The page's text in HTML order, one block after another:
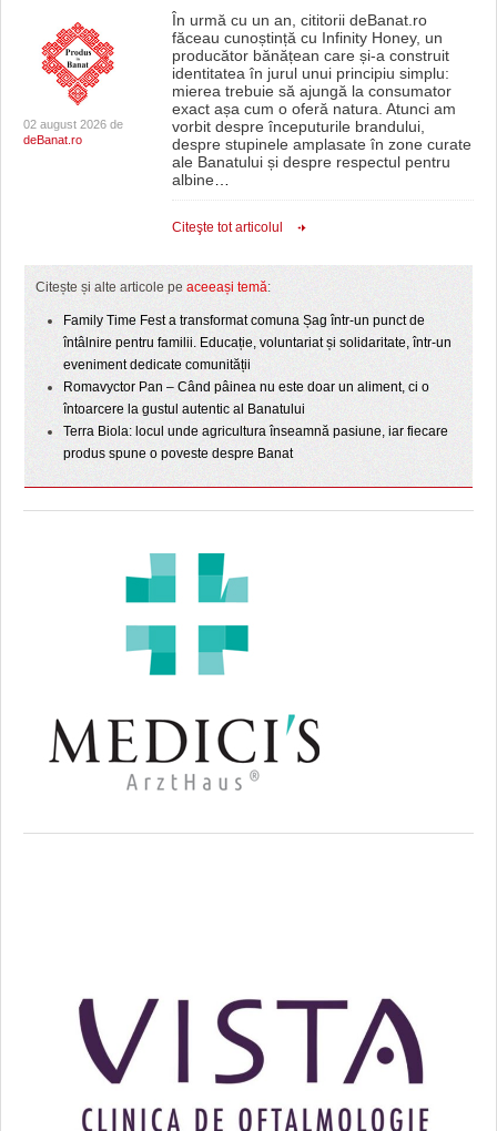
02 august 2026 de
deBanat.ro
În urmă cu un an, cititorii deBanat.ro
făceau cunoștință cu Infinity Honey, un
producător bănățean care și-a construit
identitatea în jurul unui principiu simplu:
mierea trebuie să ajungă la consumator
exact așa cum o oferă natura. Atunci am
vorbit despre începuturile brandului,
despre stupinele amplasate în zone curate
ale Banatului și despre respectul pentru
albine…
Citeşte tot articolul
Citește și alte articole pe aceeași temă:
Family Time Fest a transformat comuna Șag într-un punct de
întâlnire pentru familii. Educație, voluntariat și solidaritate, într-un
eveniment dedicate comunității
Romavyctor Pan – Când pâinea nu este doar un aliment, ci o
întoarcere la gustul autentic al Banatului
Terra Biola: locul unde agricultura înseamnă pasiune, iar fiecare
produs spune o poveste despre Banat